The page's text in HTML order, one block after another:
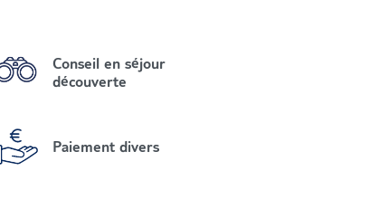
Conseil en séjour
découverte
Paiement divers